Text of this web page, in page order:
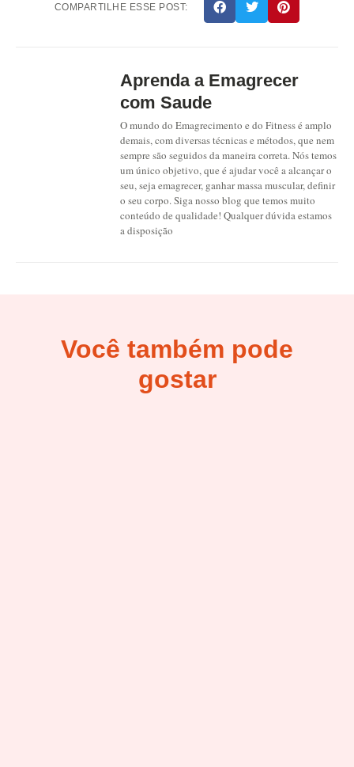
COMPARTILHE ESSE POST:
Aprenda a Emagrecer
com Saude
O mundo do Emagrecimento e do Fitness é amplo
demais, com diversas técnicas e métodos, que nem
sempre são seguidos da maneira correta. Nós temos
um único objetivo, que é ajudar você a alcançar o
seu, seja emagrecer, ganhar massa muscular, definir
o seu corpo. Siga nosso blog que temos muito
conteúdo de qualidade! Qualquer dúvida estamos
a disposição
Você também pode
gostar